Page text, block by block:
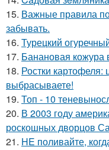
15. Важные правила
забывать.
16. Турецкий
17. Банановая
18. Ростки
выбрасываете!
19. Топ - 10
20. В 2003 году
роскошных дворцов
21. HE поливайте,